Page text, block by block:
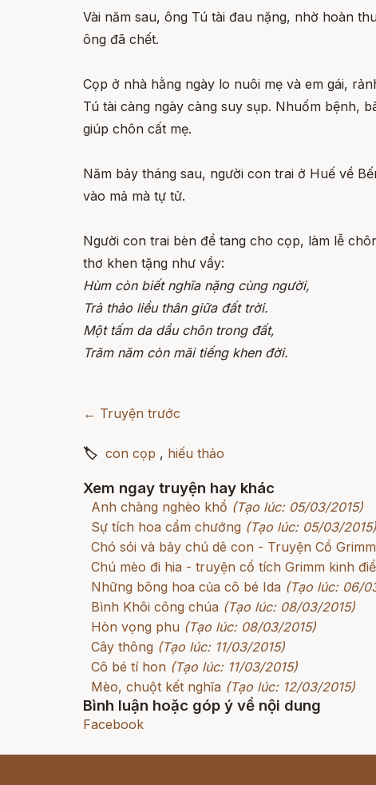
Vài năm sau, ông Tú tài đau nặng, nhờ hoàn
ông đã chết.
Cọp ở nhà hằng ngày lo nuôi mẹ và em gái,
Tú tài càng ngày càng suy sụp. Nhuốm bệnh,
giúp chôn cất mẹ.
Năm bảy tháng sau, người con trai ở Huế về
vào mả mà tự tử.
Người con trai bèn để tang cho cọp, làm lễ
thơ khen tặng như vầy:
Hùm còn biết nghĩa nặng cùng người,
Trả thảo liều thân giữa đất trời.
Một tấm da dầu chôn trong đất,
Trăm năm còn mãi tiếng khen đời.
← Truyện trước
🏷 con cọp , hiếu thảo
Xem ngay truyện hay khác
Anh chàng nghèo khổ (Tạo lúc: 05/03/2015)
Sự tích hoa cẩm chướng (Tạo lúc: 05/03/2015)
Chó sói và bảy chú dê con - Truyện Cổ
Chú mèo đi hia - truyện cổ tích Grimm kinh
Những bông hoa của cô bé Ida (Tạo lúc: 06/
Bình Khôi công chúa (Tạo lúc: 08/03/2015)
Hòn vọng phu (Tạo lúc: 08/03/2015)
Cây thông (Tạo lúc: 11/03/2015)
Cô bé tí hon (Tạo lúc: 11/03/2015)
Mèo, chuột kết nghĩa (Tạo lúc: 12/03/2015)
Bình luận hoặc góp ý về nội dung
Facebook